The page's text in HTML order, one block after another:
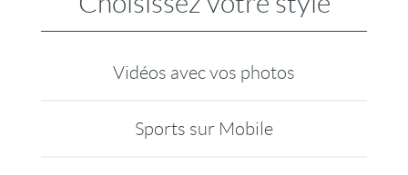
Vidéos avec vos photos
Sports sur Mobile